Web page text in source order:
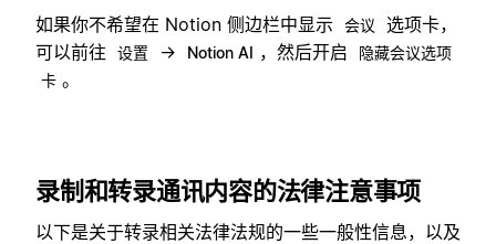
如果你不希望在 Notion 侧边栏中显示 会议
选项卡，
可以前往
设置 → Notion AI ，然后开启
隐藏会议选项
卡 。
录制和转录通讯内容的法律注意事项
以下是关于转录相关法律法规的一些一般性信息，以及